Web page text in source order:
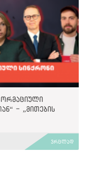
- „მითების
ვრცლად